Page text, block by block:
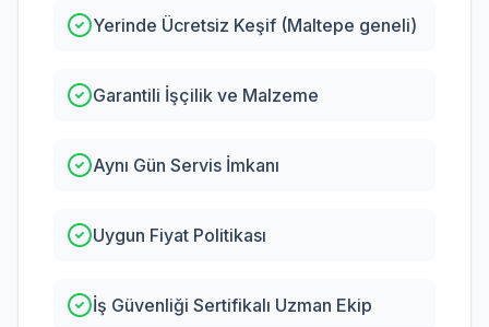
Yerinde Ücretsiz Keşif (Maltepe geneli)
Garantili İşçilik ve Malzeme
Aynı Gün Servis İmkanı
Uygun Fiyat Politikası
İş Güvenliği Sertifikalı Uzman Ekip